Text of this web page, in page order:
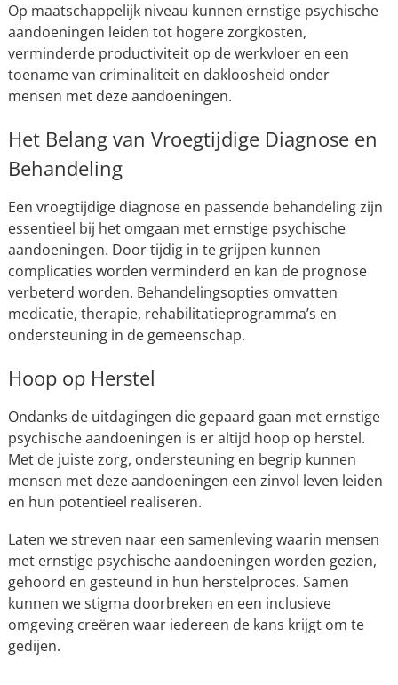
Op maatschappelijk niveau kunnen ernstige psychische
aandoeningen leiden tot hogere zorgkosten,
verminderde productiviteit op de werkvloer en een
toename van criminaliteit en dakloosheid onder
mensen met deze aandoeningen.
Het Belang van Vroegtijdige Diagnose en
Behandeling
Een vroegtijdige diagnose en passende behandeling zijn
essentieel bij het omgaan met ernstige psychische
aandoeningen. Door tijdig in te grijpen kunnen
complicaties worden verminderd en kan de prognose
verbeterd worden. Behandelingsopties omvatten
medicatie, therapie, rehabilitatieprogramma’s en
ondersteuning in de gemeenschap.
Hoop op Herstel
Ondanks de uitdagingen die gepaard gaan met ernstige
psychische aandoeningen is er altijd hoop op herstel.
Met de juiste zorg, ondersteuning en begrip kunnen
mensen met deze aandoeningen een zinvol leven leiden
en hun potentieel realiseren.
Laten we streven naar een samenleving waarin mensen
met ernstige psychische aandoeningen worden gezien,
gehoord en gesteund in hun herstelproces. Samen
kunnen we stigma doorbreken en een inclusieve
omgeving creëren waar iedereen de kans krijgt om te
gedijen.